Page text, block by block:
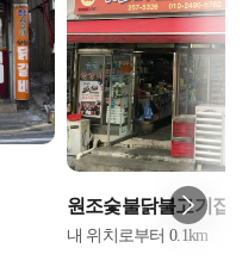
원조숯불닭불고기집
내 위치로부터0.1km